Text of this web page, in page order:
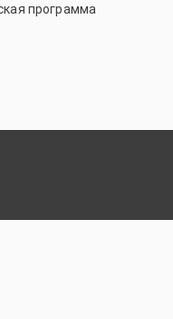
программа